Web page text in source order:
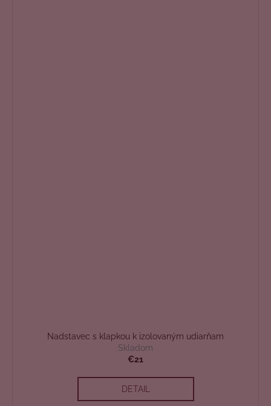
Nadstavec s klapkou k izolovaným udiarňam
Skladom
€21
DETAIL